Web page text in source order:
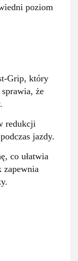
poziom
Grip, który
że
redukcji
jazdy.
co ułatwia
zapewnia